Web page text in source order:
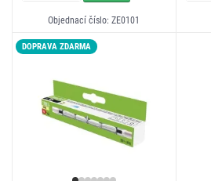
Objednací číslo: ZE0101
DOPRAVA ZDARMA